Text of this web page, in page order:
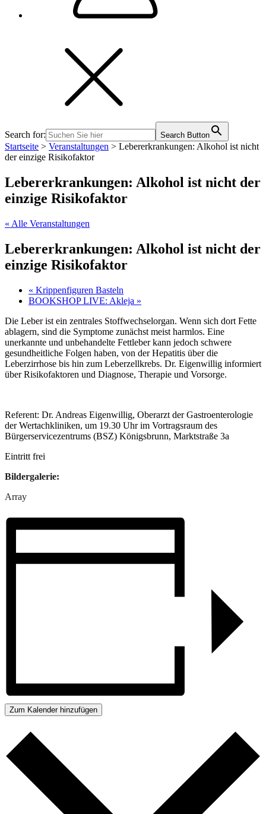
Search for: Search Button
Startseite > Veranstaltungen > Lebererkrankungen: Alkohol ist nicht
der einzige Risikofaktor
Lebererkrankungen: Alkohol ist nicht der
einzige Risikofaktor
« Alle Veranstaltungen
Lebererkrankungen: Alkohol ist nicht der
einzige Risikofaktor
« Krippenfiguren Basteln
BOOKSHOP LIVE: Akleja »
Die Leber ist ein zentrales Stoffwechselorgan. Wenn sich dort Fette
ablagern, sind die Symptome zunächst meist harmlos. Eine
unerkannte und unbehandelte Fettleber kann jedoch schwere
gesundheitliche Folgen haben, von der Hepatitis über die
Leberzirrhose bis hin zum Leberzellkrebs. Dr. Eigenwillig informiert
über Risikofaktoren und Diagnose, Therapie und Vorsorge.
Referent: Dr. Andreas Eigenwillig, Oberarzt der Gastroenterologie
der Wertachkliniken, um 19.30 Uhr im Vortragsraum des
Bürgerservicezentrums (BSZ) Königsbrunn, Marktstraße 3a
Eintritt frei
Bildergalerie:
Array
Zum Kalender hinzufügen